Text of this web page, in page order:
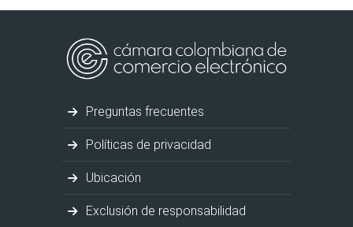
Preguntas frecuentes
Políticas de privacidad
Ubicación
Exclusión de responsabilidad